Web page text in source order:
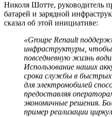
Николя Шотте, руководитель
батарей и зарядной
сказал об этой инициативе:
«Groupe Renault
инфраструктуры,
повседневную жизнь
Использование наших
срока службы в
для электромобилей
предоставляя
экономичные решения.
пример реализации